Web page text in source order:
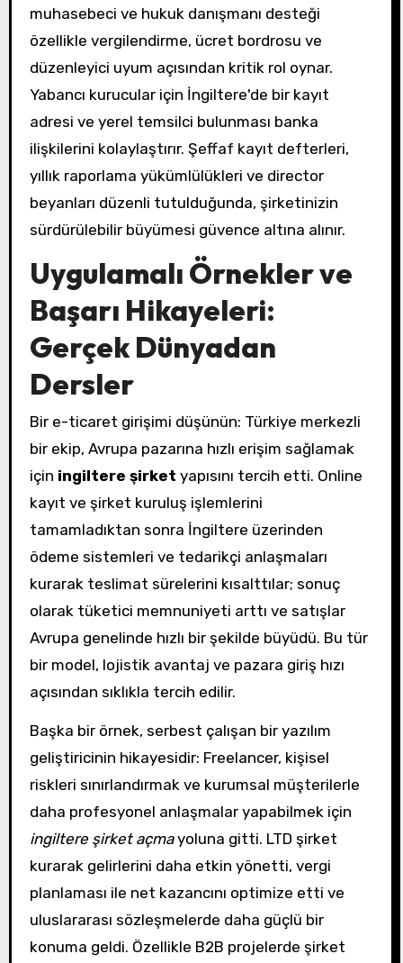
muhasebeci ve hukuk danışmanı desteği
özellikle vergilendirme, ücret bordrosu ve
düzenleyici uyum açısından kritik rol oynar.
Yabancı kurucular için İngiltere'de bir kayıt
adresi ve yerel temsilci bulunması banka
ilişkilerini kolaylaştırır. Şeffaf kayıt defterleri,
yıllık raporlama yükümlülükleri ve director
beyanları düzenli tutulduğunda, şirketinizin
sürdürülebilir büyümesi güvence altına alınır.
Uygulamalı Örnekler ve
Başarı Hikayeleri:
Gerçek Dünyadan
Dersler
Bir e-ticaret girişimi düşünün: Türkiye merkezli
bir ekip, Avrupa pazarına hızlı erişim sağlamak
için ingiltere şirket yapısını tercih etti. Online
kayıt ve şirket kuruluş işlemlerini
tamamladıktan sonra İngiltere üzerinden
ödeme sistemleri ve tedarikçi anlaşmaları
kurarak teslimat sürelerini kısalttılar; sonuç
olarak tüketici memnuniyeti arttı ve satışlar
Avrupa genelinde hızlı bir şekilde büyüdü. Bu tür
bir model, lojistik avantaj ve pazara giriş hızı
açısından sıklıkla tercih edilir.
Başka bir örnek, serbest çalışan bir yazılım
geliştiricinin hikayesidir: Freelancer, kişisel
riskleri sınırlandırmak ve kurumsal müşterilerle
daha profesyonel anlaşmalar yapabilmek için
ingiltere şirket açmayoluna gitti. LTD şirket
kurarak gelirlerini daha etkin yönetti, vergi
planlaması ile net kazancını optimize etti ve
uluslararası sözleşmelerde daha güçlü bir
konuma geldi. Özellikle B2B projelerde şirket